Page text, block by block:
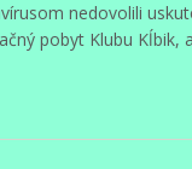
nedovolili
pobyt Klubu Kĺbik,